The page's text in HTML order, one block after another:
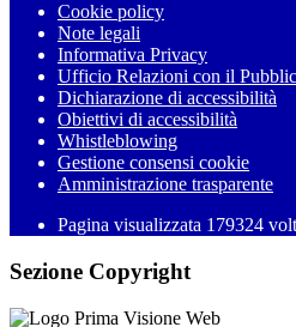
Cookie policy
Note legali
Informativa Privacy
Ufficio Relazioni con il
Dichiarazione di accessibilità
Obiettivi di accessibilità
Whistleblowing
Gestione consensi cookie
Amministrazione trasparente
Pagina visualizzata 179324
Sezione Copyright